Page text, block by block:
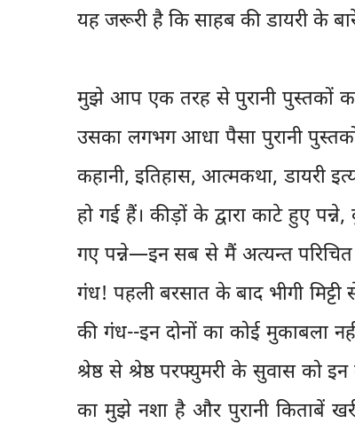
यह जरूरी है कि साहब की डायरी के
मुझे आप एक तरह से पुरानी पुस्तकों
उसका लगभग आधा पैसा पुरानी
कहानी, इतिहास, आत्मकथा, डायरी
हो गई हैं। कीड़ों के द्वारा काटे हुए
गए पन्ने—इन सब से मैं अत्यन्त
गंध! पहली बरसात के बाद भीगी
की गंध--इन दोनों का कोई मुकाबला
श्रेष्ठ से श्रेष्ठ परफ्युमरी के सुवास को
का मुझे नशा है और पुरानी किताबें